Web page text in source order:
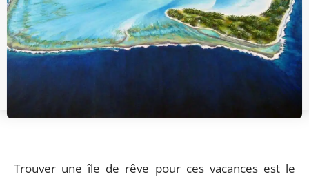
Trouver une île de rêve pour ces vacances est le